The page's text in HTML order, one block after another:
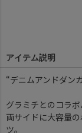
アイテム説明
“デニムアンドダン
グラミチとのコラボ
両サイドに大容量
ツ。